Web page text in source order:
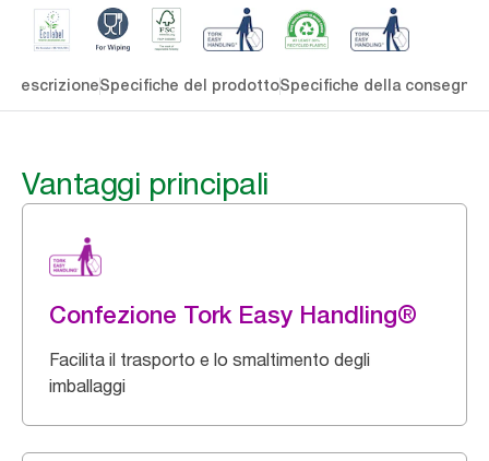
DescrizioneSpecifiche del prodottoSpecifiche della consegna
Vantaggi principali
Confezione Tork Easy Handling®
Facilita il trasporto e lo smaltimento degli
imballaggi